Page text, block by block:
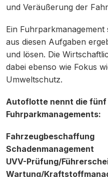
und Veräußerung der
Ein
aus diesen Aufgaben
und lösen. Die
dabei ebenso wie Fokus
Umweltschutz.
Autoflotte nennt die
Fuhrparkmanagements:
Fahrzeugbeschaffung
Schadenmanagement
UVV-Prüfung/
Wartung/